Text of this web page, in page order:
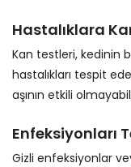
Hastalıklara
Kan testleri, kedinin
hastalıkları tespit
aşının etkili
Enfeksiyonları
Gizli enfeksiyonlar